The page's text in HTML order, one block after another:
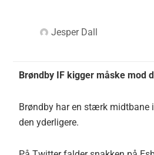
Jesper Dall
Brøndby IF kigger måske mod
Brøndby har en stærk midtbane
den yderligere.